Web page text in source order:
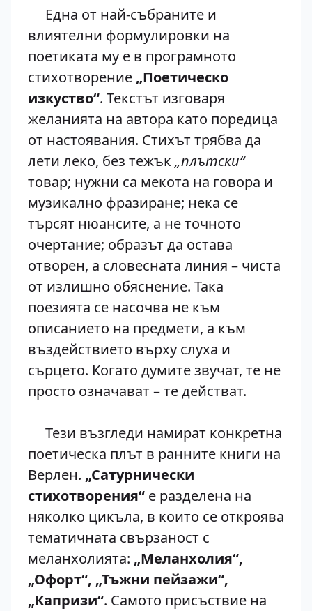
Една от най-събраните и
влиятелни формулировки на
поетиката му е в програмното
стихотворение „Поетическо
изкуство“. Текстът изговаря
желанията на автора като поредица
от настоявания. Стихът трябва да
лети леко, без тежък „плътски“
товар; нужни са мекота на говора и
музикално фразиране; нека се
търсят нюансите, а не точното
очертание; образът да остава
отворен, а словесната линия – чиста
от излишно обяснение. Така
поезията се насочва не към
описанието на предмети, а към
въздействието върху слуха и
сърцето. Когато думите звучат, те не
просто означават – те действат.
Тези възгледи намират конкретна
поетическа плът в ранните книги на
Верлен. „Сатурнически
стихотворения“ е разделена на
няколко цикъла, в които се откроява
тематичната свързаност с
меланхолията: „Меланхолия“,
„Офорт“, „Тъжни пейзажи“,
„Капризи“. Самото присъствие на